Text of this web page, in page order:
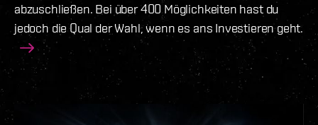
abzuschließen. Bei über 400 Möglichkeiten hast du
jedoch die Qual der Wahl, wenn es ans Investieren geht.